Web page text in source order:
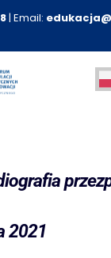
| Email:
2021